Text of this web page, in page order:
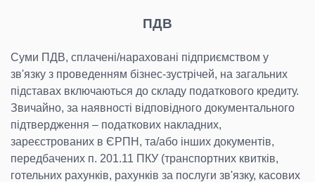
ПДВ
Суми ПДВ, сплачені/нараховані підприємством у
зв'язку з проведенням бізнес-зустрічей, на загальних
підставах включаються до складу податкового кредиту.
Звичайно, за наявності відповідного документального
підтвердження – податкових накладних,
зареєстрованих в ЄРПН, та/або інших документів,
передбачених п. 201.11 ПКУ (транспортних квитків,
готельних рахунків, рахунків за послуги зв'язку, касових